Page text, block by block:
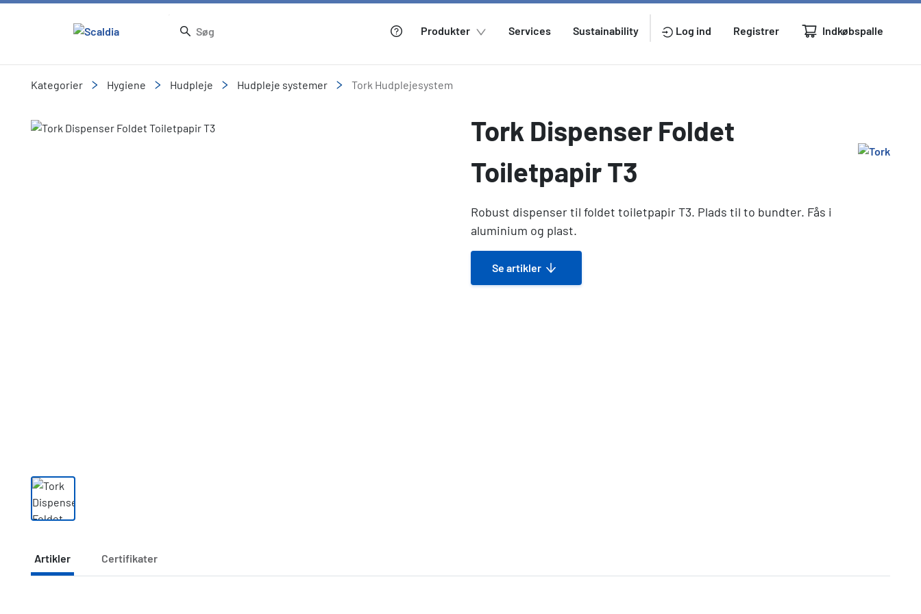
Produkter Services Sustainability Log ind Registrer Indkøbspalle
Kategorier Hygiene Hudpleje Hudpleje systemer Tork Hudplejesystem
Slide 1 of 1
Tork Dispenser Foldet
Toiletpapir T3
Robust dispenser til foldet toiletpapir T3. Plads til to bundter. Fås i
aluminium og plast.
Se artikler
Artikler Certifikater